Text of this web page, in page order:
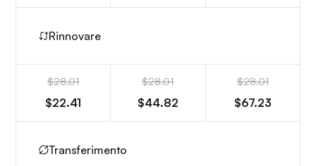
Rinnovare
$28.01
$22.41
$28.01
$44.82
$28.01
$67.23
Transferimento